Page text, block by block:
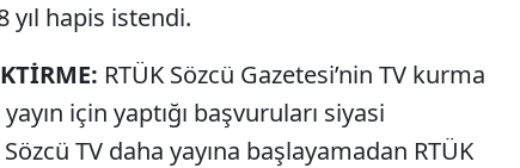
yıl hapis istendi.
RTÜK Sözcü Gazetesi’nin TV kurma
için yaptığı başvuruları siyasi
TV daha yayına başlayamadan RTÜK